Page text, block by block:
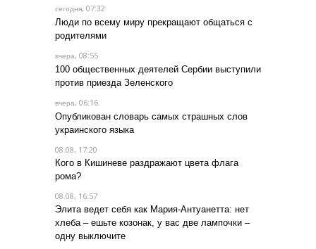
сегодня, 07:32
Люди по всему миру прекращают общаться с
родителями
вчера, 08:55
100 общественных деятелей Сербии выступили
против приезда Зеленского
вчера, 06:16
Опубликован словарь самых страшных слов
украинского языка
08.08, 17:20
Кого в Кишиневе раздражают цвета флага
рома?
08.08, 16:57
Элита ведет себя как Мария-Антуанетта: нет
хлеба – ешьте козонак, у вас две лампочки –
одну выключите